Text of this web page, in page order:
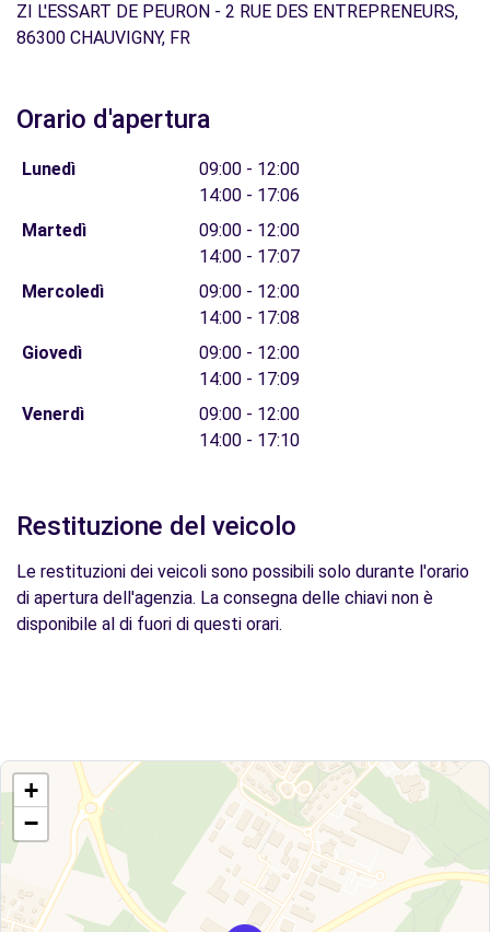
ZI L'ESSART DE PEURON - 2 RUE DES ENTREPRENEURS,
86300 CHAUVIGNY, FR
Orario d'apertura
Lunedì
09:00 - 12:00
14:00 - 17:06
Martedì
09:00 - 12:00
14:00 - 17:07
Mercoledì
09:00 - 12:00
14:00 - 17:08
Giovedì
09:00 - 12:00
14:00 - 17:09
Venerdì
09:00 - 12:00
14:00 - 17:10
Restituzione del veicolo
Le restituzioni dei veicoli sono possibili solo durante l'orario
di apertura dell'agenzia. La consegna delle chiavi non è
disponibile al di fuori di questi orari.
+
−